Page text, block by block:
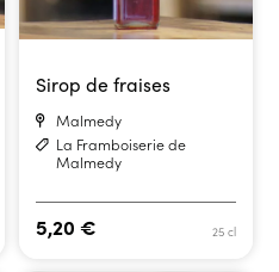
Sirop de fraises
Malmedy
La Framboiserie de
Malmedy
25 cl
5,20 €